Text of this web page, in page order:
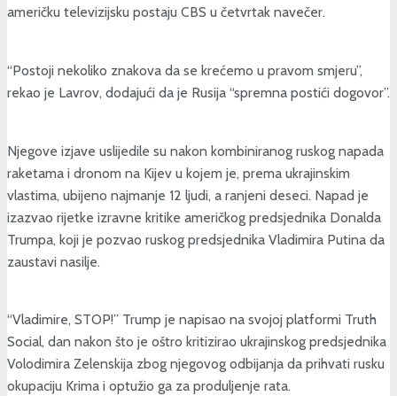
američku televizijsku postaju CBS u četvrtak navečer.
“Postoji nekoliko znakova da se krećemo u pravom smjeru”,
rekao je Lavrov, dodajući da je Rusija “spremna postići dogovor”.
Njegove izjave uslijedile su nakon kombiniranog ruskog napada
raketama i dronom na Kijev u kojem je, prema ukrajinskim
vlastima, ubijeno najmanje 12 ljudi, a ranjeni deseci. Napad je
izazvao rijetke izravne kritike američkog predsjednika Donalda
Trumpa, koji je pozvao ruskog predsjednika Vladimira Putina da
zaustavi nasilje.
“Vladimire, STOP!” Trump je napisao na svojoj platformi Truth
Social, dan nakon što je oštro kritizirao ukrajinskog predsjednika
Volodimira Zelenskija zbog njegovog odbijanja da prihvati rusku
okupaciju Krima i optužio ga za produljenje rata.